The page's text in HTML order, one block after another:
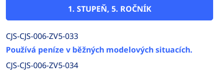
1. STUPEŇ, 5. ROČNÍK
CJS-CJS-006-ZV5-033
Používá peníze v běžných modelových situacích.
CJS-CJS-006-ZV5-034